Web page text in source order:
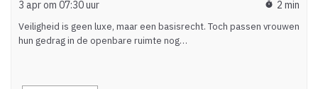
3 apr om 07:30 uur timer 2 min
Veiligheid is geen luxe, maar een basisrecht. Toch passen vrouwen
hun gedrag in de openbare ruimte nog…